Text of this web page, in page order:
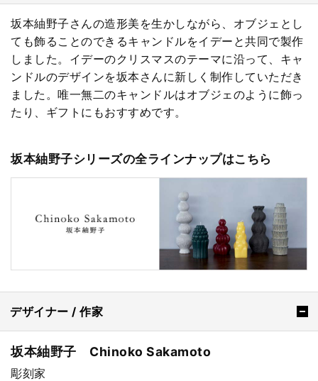
坂本紬野子さんの造形美を生かしながら、オブジェとし
ても飾ることのできるキャンドルをイデーと共同で製作
しました。イデーのクリスマスのテーマに沿って、キャ
ンドルのデザインを坂本さんに新しく制作していただき
ました。唯一無二のキャンドルはオブジェのように飾っ
たり、ギフトにもおすすめです。
坂本紬野子シリーズの全ラインナップはこちら
デザイナー / 作家
坂本紬野子 Chinoko Sakamoto
彫刻家